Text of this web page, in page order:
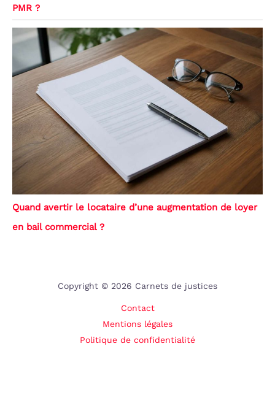
PMR ?
Quand avertir le locataire d’une augmentation de loyer
en bail commercial ?
Copyright © 2026 Carnets de justices
Contact
Mentions légales
Politique de confidentialité